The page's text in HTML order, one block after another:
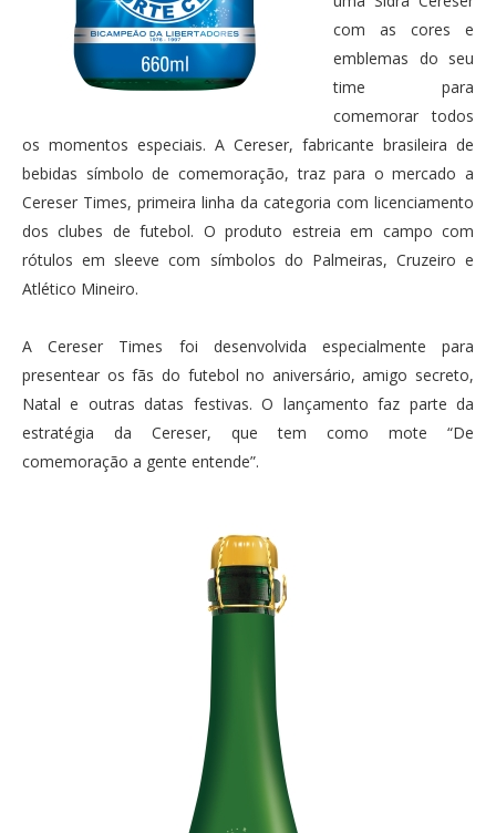
com as cores e
emblemas do seu
time para
comemorar todos
os momentos especiais. A Cereser, fabricante brasileira de
bebidas símbolo de comemoração, traz para o mercado a
Cereser Times, primeira linha da categoria com licenciamento
dos clubes de futebol. O produto estreia em campo com
rótulos em sleeve com símbolos do Palmeiras, Cruzeiro e
Atlético Mineiro.
A Cereser Times foi desenvolvida especialmente para
presentear os fãs do futebol no aniversário, amigo secreto,
Natal e outras datas festivas. O lançamento faz parte da
estratégia da Cereser, que tem como mote “De
comemoração a gente entende”.